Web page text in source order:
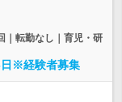
｜転勤なし｜育児・研
日※経験者募集